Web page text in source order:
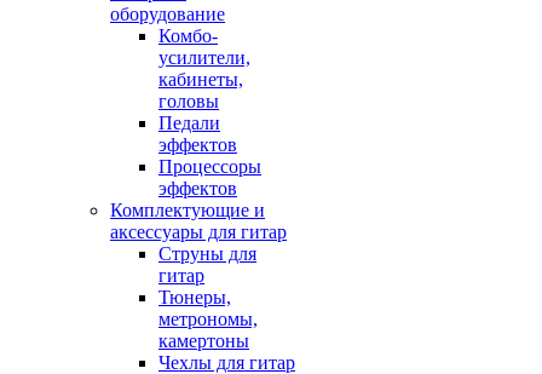
оборудование
Комбо-
усилители,
кабинеты,
головы
Педали
эффектов
Процессоры
эффектов
Комплектующие и
аксессуары для гитар
Струны для
гитар
Тюнеры,
метрономы,
камертоны
Чехлы для гитар